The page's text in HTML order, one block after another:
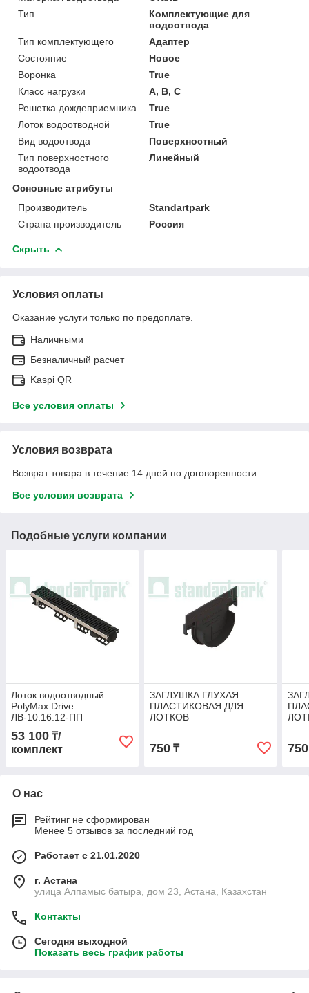
Тип
Комплектующие для
водоотвода
Тип комплектующего
Адаптер
Состояние
Новое
Воронка
True
Класс нагрузки
А, В, С
Решетка дождеприемника
True
Лоток водоотводной
True
Вид водоотвода
Поверхностный
Тип поверхностного
водоотвода
Линейный
Основные атрибуты
Производитель
Standartpark
Страна производитель
Россия
Скрыть
Условия оплаты
Оказание услуги только по предоплате.
Наличными
Безналичный расчет
Kaspi QR
Все условия оплаты
Условия возврата
Возврат товара в течение 14 дней по договоренности
Все условия возврата
Подобные услуги компании
Лоток водоотводный
PolyMax Drive
ЛВ-10.16.12-ПП
пластиковый 8020-М с
решеткой щелевой
чугунной ВЧ (к-т)
53 100 ₸/
комплект
ЗАГЛУШКА ГЛУХАЯ
ПЛАСТИКОВАЯ ДЛЯ
ЛОТКОВ
М/80201-М
750₸
М/
750
О нас
Рейтинг не сформирован
Менее 5 отзывов за последний год
Работает с 21.01.2020
г. Астана
улица Алпамыс батыра, дом 23, Астана, Казахстан
Контакты
Сегодня выходной
Показать весь график работы